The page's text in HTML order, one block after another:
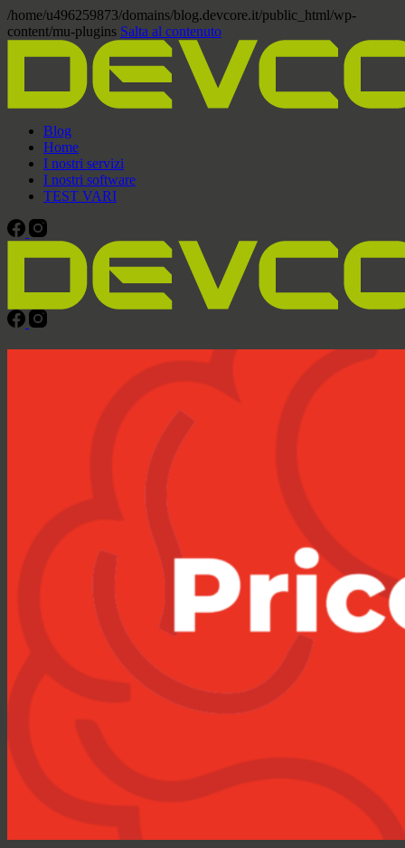
/home/u496259873/domains/blog.devcore.it/public_html/wp-
content/mu-plugins Salta al contenuto
Blog
Home
I nostri servizi
I nostri software
TEST VARI